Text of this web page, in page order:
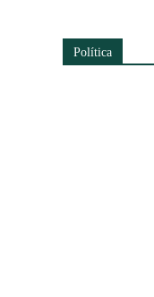
Política